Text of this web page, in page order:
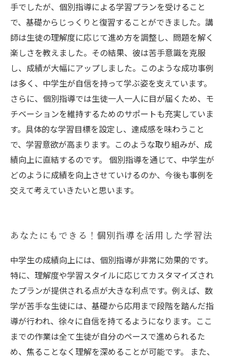
手でしたが、個別指導による学習プランを受けること
で、基礎からじっくりと復習することができました。講
師は生徒の理解度に応じて進め方を調整し、問題を解く
楽しさを教えました。その結果、彼は苦手意識を克服
し、成績が大幅にアップしました。このような成功事例
は多く、中学生が自信を持って学ぶ姿を支えています。
さらに、個別指導では生徒一人一人に目が届くため、モ
チベーションを維持するためのサポートも充実していま
す。具体的な学習目標を設定し、達成感を味わうこと
で、学習意欲が高まります。このような取り組みが、成
績向上に直結するのです。 個別指導を通じて、中学生が
どのように成績を向上させていけるのか、今後も事例を
交えて考えていきたいと思います。
あなたにもできる！個別指導を活用した学習法
中学生の成績向上には、個別指導が非常に効果的です。
特に、理解度や学習スタイルに応じてカスタマイズされ
たプランが提供される点が大きな利点です。例えば、数
学が苦手な生徒には、基礎から応用まで段階を踏んだ指
導が行われ、徐々に自信を持てるようになります。ここ
までの作業は全て生徒が自分のペースで進められるた
め、焦ることなく理解を深めることが可能です。 また、